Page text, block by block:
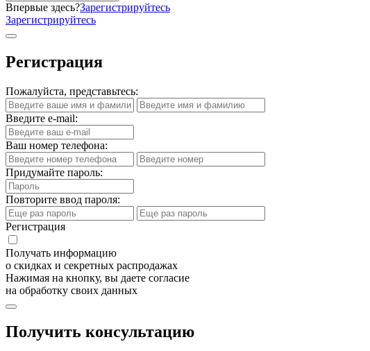
Впервые здесь?Зарегистрируйтесь
Зарегистрируйтесь
Регистрация
Пожалуйста, представьтесь:
Введите e-mail:
Ваш номер телефона:
Придумайте пароль:
Повторите ввод пароля:
Регистрация
Получать информацию
о скидках и секретных распродажах
Нажимая на кнопку, вы даете согласие
на обработку своих данных
Получить консультацию